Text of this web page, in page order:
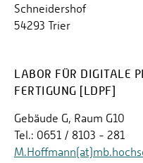
Schneidershof
54293 Trier
LABOR FÜR DIGITALE
FERTIGUNG [LDPF]
Gebäude G, Raum G10
Tel.: 0651 / 8103 - 281